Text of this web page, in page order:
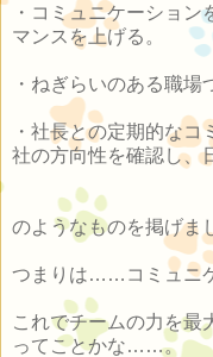
・コミュニケーショ
マンスを上げる。
・ねぎらいのある職場
・社長との定期的な
社の方向性を確認し、
のようなものを掲げま
つまりは……コミュニ
これでチームの力を最
ってことかな……。